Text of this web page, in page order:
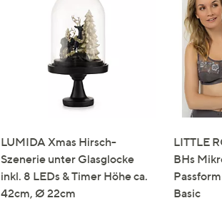
LUMIDA Xmas Hirsch-
Szenerie unter Glasglocke
inkl. 8 LEDs & Timer Höhe ca.
42cm, Ø 22cm
LITTLE
BHs
Basic